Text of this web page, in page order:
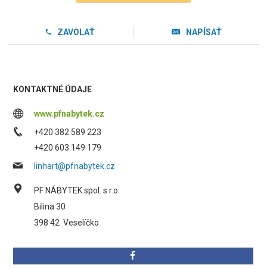
ZAVOLAŤ NAPÍSAŤ
KONTAKTNÉ ÚDAJE
www.pfnabytek.cz
+420 382 589 223
+420 603 149 179
linhart@pfnabytek.cz
PF NÁBYTEK spol. s r.o.
Bilina 30
398 42 Veselíčko